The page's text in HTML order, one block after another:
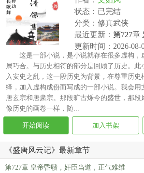
状态：已完结
分类：修真武侠
最近更新： 第727章 皇
更新时间：2026-08-
这是一部小说，是小说就存在很多虚构，
属巧合。与历史相符的部分是回顾了历史。
入安史之乱，这一段历史为背景，在尊重历
绎，加入虚构成份而写成的一部小说。我会用
唐玄宗和唐肃宗。那段旷古烁今的盛世，那段
像历史的画卷一样，随...
开始阅读 加入书架
《盛唐风云记》最新章节
第727章 皇帝昏聩，奸臣当道，正气难维